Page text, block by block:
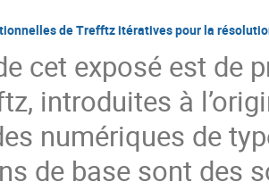
de Trefftz itératives pour la
cet exposé est
introduites à
numériques de
de base sont des